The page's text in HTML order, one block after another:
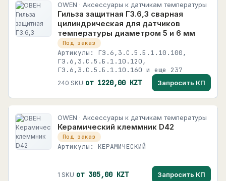
OWEN · Аксессуары к датчикам температуры
Гильза защитная ГЗ.6,3 сварная
цилиндрическая для датчиков
температуры диаметром 5 и 6 мм
Под заказ
Артикулы: ГЗ.6,3.С.5.Б.1.10.100,
ГЗ.6,3.С.5.Б.1.10.120,
ГЗ.6,3.С.5.Б.1.10.160 и еще 237
240 SKU от 1220,00 KZT Запросить КП
OWEN · Аксессуары к датчикам температуры
Керамический клеммник D42
Под заказ
Артикулы: КЕРАМИЧЕСКИЙ
1 SKU от 305,00 KZT Запросить КП